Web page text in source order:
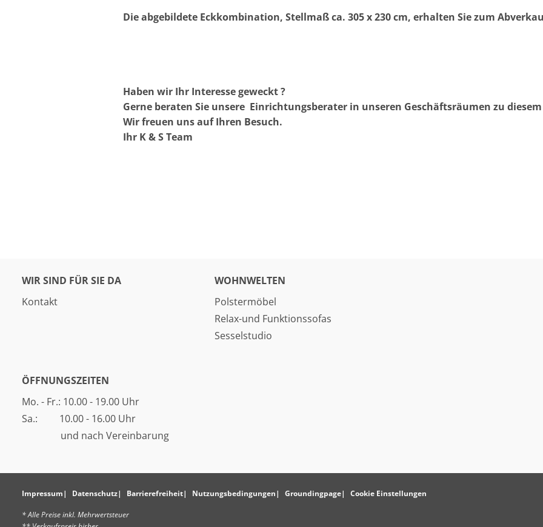
Die abgebildete Eckkombination, Stellmaß ca. 305 x 230 cm, erhalten Sie zum
Haben wir Ihr Interesse geweckt ?
Gerne beraten Sie unsere Einrichtungsberater in unseren Geschäftsräumen zu
Wir freuen uns auf Ihren Besuch.
Ihr K & S Team
WIR SIND FÜR SIE DA
Kontakt
WOHNWELTEN
Polstermöbel
Relax-und Funktionssofas
Sesselstudio
ÖFFNUNGSZEITEN
Mo. - Fr.: 10.00 - 19.00 Uhr
Sa.: 10.00 - 16.00 Uhr
und nach Vereinbarung
Impressum Datenschutz Barrierefreiheit Nutzungsbedingungen Groundingpage Cookie Einstellungen
* Alle Preise inkl. Mehrwertsteuer